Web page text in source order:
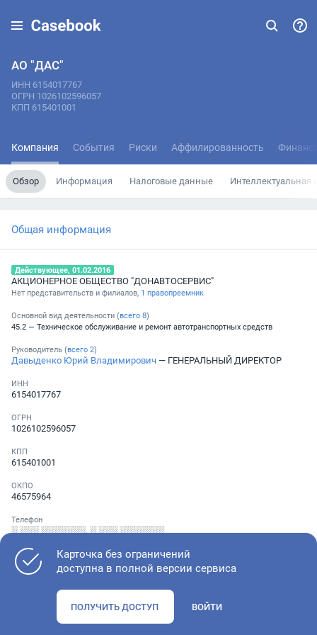
АО "ДАС"
ИНН 6154017767
ОГРН 1026102596057
КПП 615401001
Компания События Риски Аффилированность
Обзор Информация Налоговые данные Интеллектуальная
Общая информация
Действующее, 01.02.2016
АКЦИОНЕРНОЕ ОБЩЕСТВО "ДОНАВТОСЕРВИС"
Нет представительств и филиалов, 1 правопреемник
Основной вид деятельности (всего 8)
45.2 — Техническое обслуживание и ремонт автотранспортных средств
Руководитель (всего 2)
Давыденко Юрий Владимирович — ГЕНЕРАЛЬНЫЙ ДИРЕКТОР
ИНН
6154017767
ОГРН
1026102596057
КПП
615401001
ОКПО
46575964
Телефон
░ ░░░ ░░░░░░░, ░ ░░░ ░░░░░░░
Проверьте учредительные документы, адрес регистрации и
Карточка без ограничений
доступна в полной версии сервиса
ПОЛУЧИТЬ ДОСТУП ВОЙТИ